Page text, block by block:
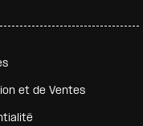
et de Ventes